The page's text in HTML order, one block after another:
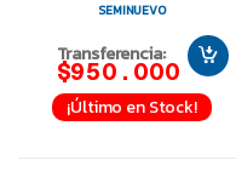
SEMINUEVO
Transferencia:
$950.000
¡Último en Stock!